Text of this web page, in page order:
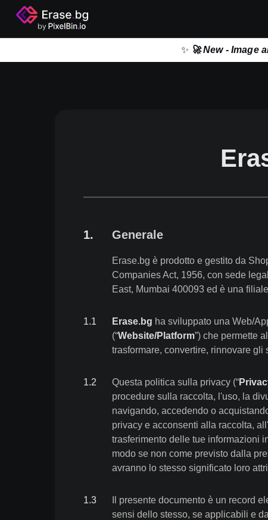
✨ 🚀 New - Image
1. Generale
Erase.bg è prodotto e gestito da
Companies Act, 1956, con sede
East, Mumbai 400093 ed è una
1.1 Erase.bg ha sviluppato una Web/
(“Website/Platform”) che permette
trasformare, convertire, rinnovare
1.2 Questa politica sulla privacy (“
procedure sulla raccolta, l'uso, la
navigando, accedendo o
privacy e acconsenti alla raccolta,
trasferimento delle tue informazioni
modo se non come previsto dalla
avranno lo stesso significato loro
1.3
Il presente documento è un record
sensi dello stesso, se applicabili e